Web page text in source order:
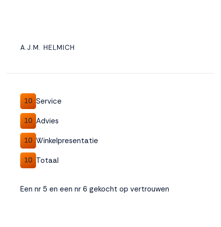
A.J.M. HELMICH
10 Service
10 Advies
10 Winkelpresentatie
10 Totaal
Een nr 5 en een nr 6 gekocht op vertrouwen